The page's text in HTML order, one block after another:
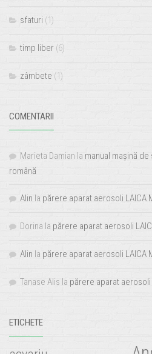
sfaturi (1)
timp liber (6)
zâmbete (1)
COMENTARII
Marieta Damian la manual mașină de
română
Alin la părere aparat aerosoli LAICA
Dorina la părere aparat aerosoli
Alin la părere aparat aerosoli LAICA
Tanase Alis la părere aparat aerosoli
ETICHETE